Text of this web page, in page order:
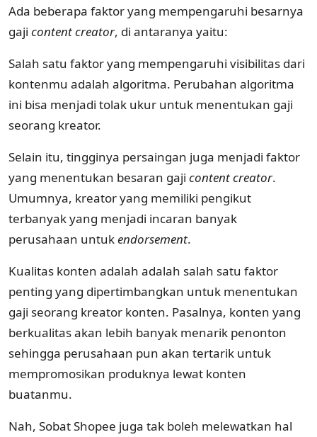
Ada beberapa faktor yang mempengaruhi besarnya
gaji content creator, di antaranya yaitu:
Salah satu faktor yang mempengaruhi visibilitas dari
kontenmu adalah algoritma. Perubahan algoritma
ini bisa menjadi tolak ukur untuk menentukan gaji
seorang kreator.
Selain itu, tingginya persaingan juga menjadi faktor
yang menentukan besaran gaji content creator.
Umumnya, kreator yang memiliki pengikut
terbanyak yang menjadi incaran banyak
perusahaan untukendorsement.
Kualitas konten adalah adalah salah satu faktor
penting yang dipertimbangkan untuk menentukan
gaji seorang kreator konten. Pasalnya, konten yang
berkualitas akan lebih banyak menarik penonton
sehingga perusahaan pun akan tertarik untuk
mempromosikan produknya lewat konten
buatanmu.
Nah, Sobat Shopee juga tak boleh melewatkan hal